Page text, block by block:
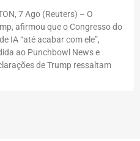
7 Ago (Reuters) – O
afirmou que o Congresso do
IA “até acabar com ele”,
ao Punchbowl News e
de Trump ressaltam